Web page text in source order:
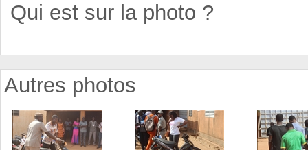
Qui est sur la photo ?
Autres photos